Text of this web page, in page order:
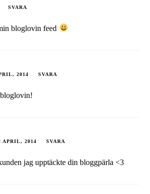
SVARA
bloglovin feed
2014 SVARA
APRIL, 2014 SVARA
jag upptäckte din bloggpärla <3